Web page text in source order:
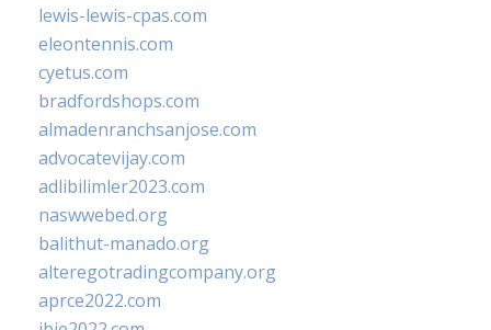
lewis-lewis-cpas.com
eleontennis.com
cyetus.com
bradfordshops.com
almadenranchsanjose.com
advocatevijay.com
adlibilimler2023.com
naswwebed.org
balithut-manado.org
alteregotradingcompany.org
aprce2022.com